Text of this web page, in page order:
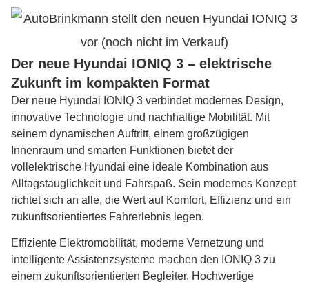
Der neue Hyundai IONIQ 3 – elektrische
Zukunft im kompakten Format
Der neue Hyundai IONIQ 3 verbindet modernes Design,
innovative Technologie und nachhaltige Mobilität. Mit
seinem dynamischen Auftritt, einem großzügigen
Innenraum und smarten Funktionen bietet der
vollelektrische Hyundai eine ideale Kombination aus
Alltagstauglichkeit und Fahrspaß. Sein modernes Konzept
richtet sich an alle, die Wert auf Komfort, Effizienz und ein
zukunftsorientiertes Fahrerlebnis legen.
Effiziente Elektromobilität, moderne Vernetzung und
intelligente Assistenzsysteme machen den IONIQ 3 zu
einem zukunftsorientierten Begleiter. Hochwertige